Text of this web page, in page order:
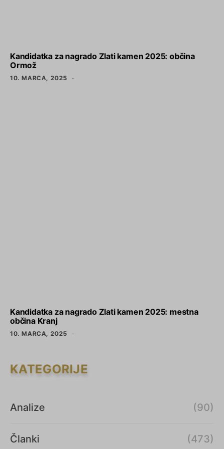
Kandidatka za nagrado Zlati kamen 2025: občina
Ormož
10. MARCA, 2025
Kandidatka za nagrado Zlati kamen 2025: mestna
občina Kranj
10. MARCA, 2025
KATEGORIJE
Analize (90)
Članki (473)